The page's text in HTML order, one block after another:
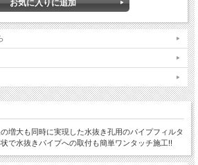
増大も同時に実現した水抜き孔用のパイプフィルタ
で水抜きパイプへの取付も簡単ワンタッチ施工!!